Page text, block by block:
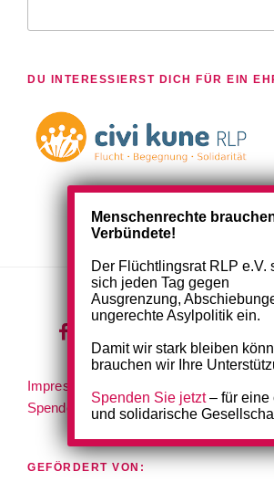
DU INTERESSIERST DICH FÜR EIN
wir
facebook
auf
instagram
Impressum
Spenden & Mitgliedschaft|Kontakt
GEFÖRDERT VON:
Menschenrechte
Verbündete!
Der Flüchtlingsrat RLP e.V.
sich jeden Tag gegen
Ausgrenzung,
ungerechte Asylpolitik ein.
Damit wir stark bleiben
brauchen wir Ihre
Spenden Sie jetzt– für eine
und solidarische